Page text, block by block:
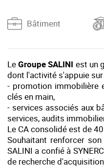
Bâtiment
LeGroupe SALINI est un
dont l'activité s'appuie
- promotion immobilière
clés en main,
- services associés aux
services, audits
Le CA consolidé est de
Souhaitant renforcer
SALINI a confié à
de recherche